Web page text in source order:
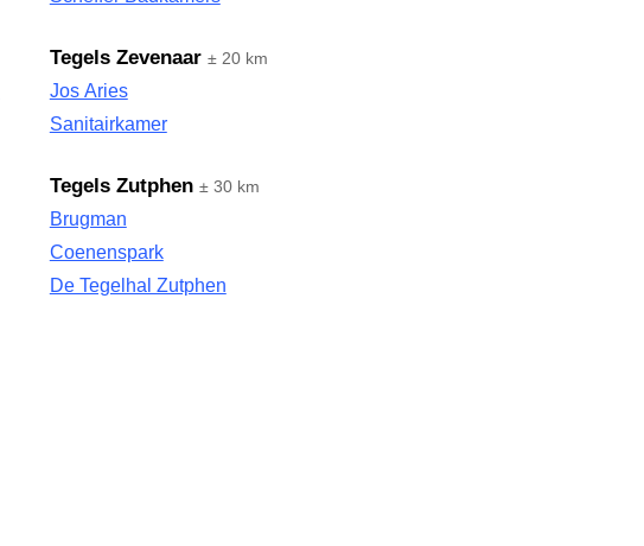
Tegels Zevenaar ± 20 km
Jos Aries
Sanitairkamer
Tegels Zutphen ± 30 km
Brugman
Coenenspark
De Tegelhal Zutphen